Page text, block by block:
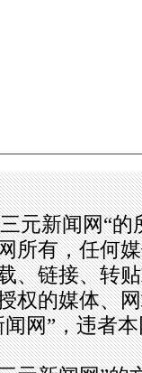
元新闻网“
所有，任何
、链接、转
权的媒体、
网”，违者